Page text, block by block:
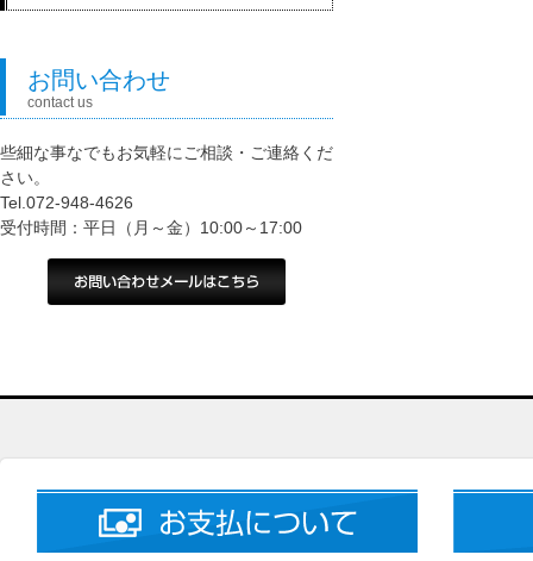
お問い合わせ
contact us
些細な事なでもお気軽にご相談・ご連絡くだ
さい。
Tel.072-948-4626
受付時間：平日（月～金）10:00～17:00